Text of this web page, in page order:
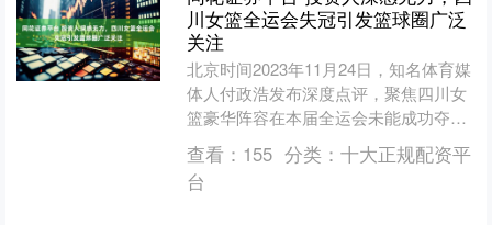
川女篮全运会失冠引发篮球圈广泛
关注
北京时间2023年11月24日，知名体育媒
体人付政浩发布深度点评，聚焦四川女
篮豪华阵容在本届全运会未能成功夺冠
的现象，引发业内持续讨论与关注。作
为四川篮球多年的....
查看： 155 分类： 十大正规配资平
台